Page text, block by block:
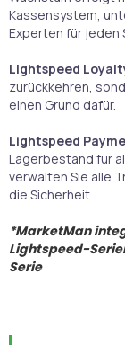
Kassensystem,
Experten für jeden
Lightspeed
zurückkehren,
einen Grund dafür.
Lightspeed
Lagerbestand für
verwalten Sie alle
die Sicherheit.
*MarketMan
Lightspeed-
Serie